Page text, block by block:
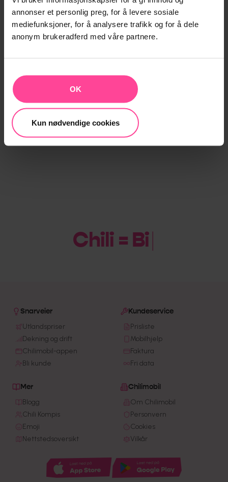
annonser et personlig preg, for å levere sosiale
mediefunksjoner, for å analysere trafikk og for å dele
anonym brukeradferd med våre partnere.
OK
Kun nødvendige cookies
Chili = Billi
Snarveier
Utlandspriser
Dekning og drift
Chilimobil-appen
Bli kunde
Kundeservice
Prisliste
Mobilhjelp
Faktura
Fri data
Mer
Blogg
Chili Kompis
Emoji
Nettstedsoversikt
Chilimobil
Om Chilimobil
Personvern
Cookies
Vilkår